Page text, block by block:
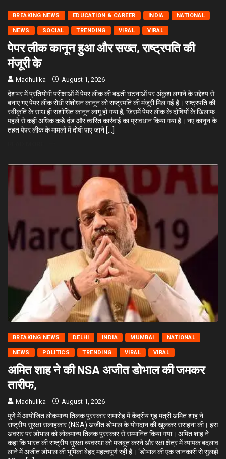
BREAKING NEWS EDUCATION & CAREER INDIA NATIONAL
NEWS SOCIAL TRENDING VIRAL VIRAL
पेपर लीक कानून हुआ और सख्त, राष्ट्रपति की
मंजूरी के
Madhulika August 1, 2026
देशभर में प्रतियोगी परीक्षाओं में पेपर लीक की बढ़ती घटनाओं पर अंकुश लगाने के उद्देश्य से
बनाए गए पेपर लीक रोधी संशोधन कानून को राष्ट्रपति की मंजूरी मिल गई है। राष्ट्रपति की
स्वीकृति के साथ ही संशोधित कानून लागू हो गया है, जिसमें पेपर लीक के दोषियों के खिलाफ
पहले से कहीं अधिक कड़े दंड और त्वरित कार्रवाई का प्रावधान किया गया है। नए कानून के
तहत पेपर लीक के मामलों में दोषी पाए जाने […]
BREAKING NEWS DELHI INDIA MUMBAI NATIONAL
NEWS POLITICS TRENDING VIRAL VIRAL
अमित शाह ने की NSA अजीत डोभाल की जमकर
तारीफ,
Madhulika August 1, 2026
पुणे में आयोजित लोकमान्य तिलक पुरस्कार समारोह में केंद्रीय गृह मंत्री अमित शाह ने
राष्ट्रीय सुरक्षा सलाहकार (NSA) अजीत डोभाल के योगदान की खुलकर सराहना की। इस
अवसर पर डोभाल को लोकमान्य तिलक पुरस्कार से सम्मानित किया गया। अमित शाह ने
कहा कि भारत की राष्ट्रीय सुरक्षा व्यवस्था को मजबूत करने और रक्षा क्षेत्र में व्यापक बदलाव
लाने में अजीत डोभाल की भूमिका बेहद महत्वपूर्ण रही है। ‘डोभाल की एक जानकारी से सुलझे